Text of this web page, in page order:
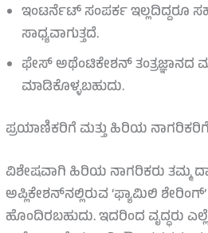
ಇಂಟರ್ನೆಟ್ ಸಂಪರ್ಕ ಇಲ್ಲದಿದ್ದರೂ
ಸಾಧ್ಯವಾಗುತ್ತದೆ.
ಫೇಸ್ ಅಥೆಂಟಿಕೇಶನ್
ಮಾಡಿಕೊಳ್ಳಬಹುದು.
ಪ್ರಯಾಣಿಕರಿಗೆ ಮತ್ತು ಹಿರಿಯ
ವಿಶೇಷವಾಗಿ ಹಿರಿಯ ನಾಗರಿಕರು ತಮ್ಮ
ಅಪ್ಲಿಕೇಶನ್‌ನಲ್ಲಿರುವ ‘ಫ್ಯಾಮಿಲಿ
ಹೊಂದಿರಬಹುದು. ಇದರಿಂದ ವೃದ್ಧರು